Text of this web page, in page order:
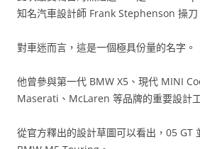
知名汽車設計師 Frank Stephenson 操刀
對車迷而言，這是一個極具份量的名字。
他曾參與第一代 BMW X5、現代 MINI
Maserati、McLaren 等品牌的重要設計
從官方釋出的設計草圖可以看出，05 GT